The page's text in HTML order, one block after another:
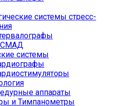
системы стресс-
СМАД
системы
аппараты
и Тимпанометры